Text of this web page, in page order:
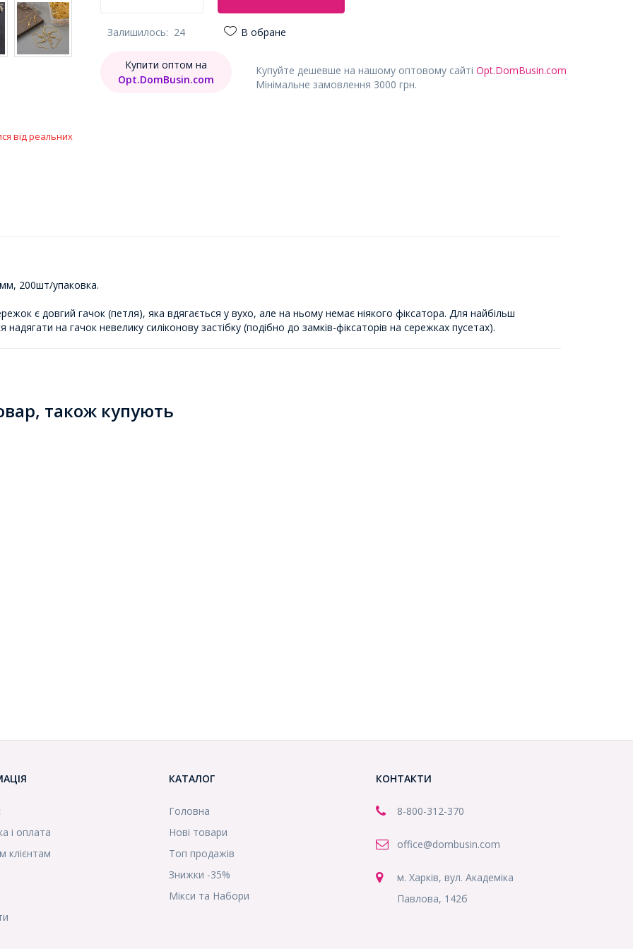
від реальних
Залишилось: 24 В обране
Купуйте дешевше на нашому оптовому сайті Opt.DomBusin.com
Мінімальне замовлення 3000 грн.
Купити оптом на
Opt.DomBusin.com
200шт/упаковка.
є довгий гачок (петля), яка вдягається у вухо, але на ньому немає ніякого фіксатора. Для найбільш
на гачок невелику силіконову застібку (подібно до замків-фіксаторів на сережках пусетах).
також купують
і оплата
клієнтам
КАТАЛОГ
Головна
Нові товари
Топ продажів
Знижки -35%
Мікси та Набори
КОНТАКТИ
8-800-312-370
office@dombusin.com
м. Харків, вул. Академіка
Павлова, 142б